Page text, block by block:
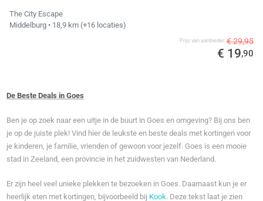
The City Escape
Middelburg • 18,9 km (+16 locaties)
Prijs van aanbieder € 29,95
€ 19,90
De Beste Deals in Goes
Ben je op zoek naar een uitje in de buurt in Goes en omgeving? Bij ons ben
je op de juiste plek! Vind hier de leukste en beste deals met kortingen voor
je kinderen, je familie, vrienden of gewoon voor jezelf. Goes is een mooie
stad in Zeeland, een provincie in het zuidwesten van Nederland.
Er zijn heel veel unieke plekken te bezoeken in Goes. Daarnaast kun je er
heerlijk eten met kortingen, bijvoorbeeld bij Kook. Deze tekst laat je zien